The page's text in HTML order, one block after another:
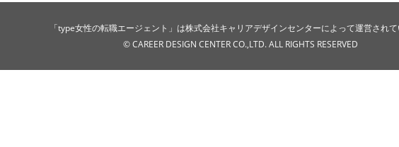
「type女性の転職エージェント」は株式会社キャリアデザインセンターによって運営されて
© CAREER DESIGN CENTER CO.,LTD. ALL RIGHTS RESERVED